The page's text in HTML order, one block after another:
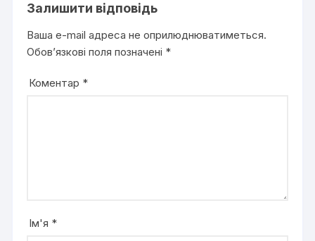
Залишити відповідь
Ваша e-mail адреса не оприлюднюватиметься.
Обов’язкові поля позначені *
Коментар *
Ім'я *